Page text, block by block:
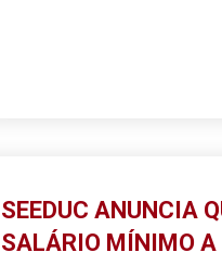
SEEDUC ANUNCIA
SALÁRIO MÍNIMO A